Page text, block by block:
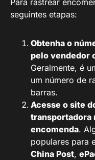
seguintes etapas:
Obtenha o
pelo vendedor
Geralmente, é
um número de
barras.
Acesse o site
transportadora
encomenda.
populares para
China Post,